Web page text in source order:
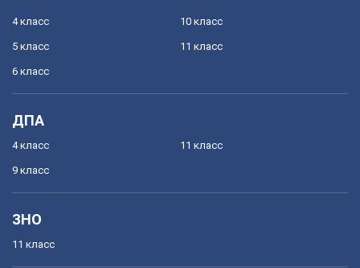
4 класс
5 класс
6 класс
10 класс
11 класс
ДПА
4 класс
9 класс
11 класс
ЗНО
11 класс